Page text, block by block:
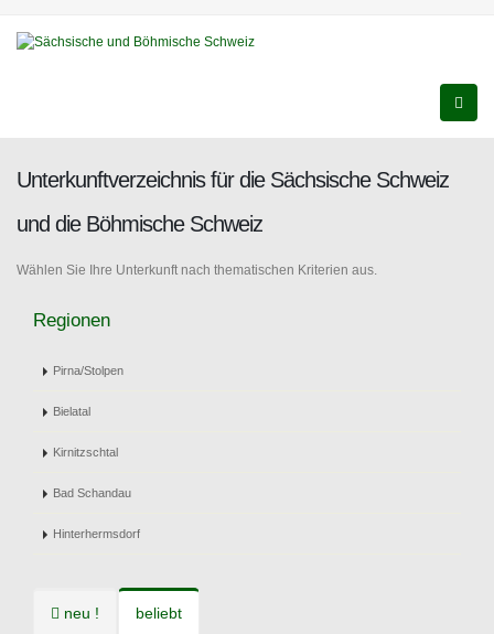
Unterkunftverzeichnis für die Sächsische Schweiz
und die Böhmische Schweiz
Wählen Sie Ihre Unterkunft nach thematischen Kriterien aus.
Regionen
Pirna/Stolpen
Bielatal
Kirnitzschtal
Bad Schandau
Hinterhermsdorf
neu ! beliebt